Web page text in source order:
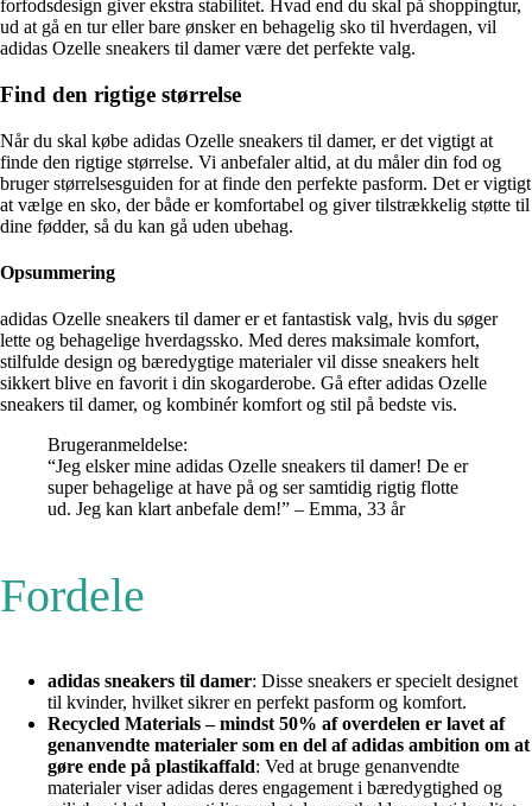
forfodsdesign giver ekstra stabilitet. Hvad end du skal på shoppingtur,
ud at gå en tur eller bare ønsker en behagelig sko til hverdagen, vil
adidas Ozelle sneakers til damer være det perfekte valg.
Find den rigtige størrelse
Når du skal købe adidas Ozelle sneakers til damer, er det vigtigt at
finde den rigtige størrelse. Vi anbefaler altid, at du måler din fod og
bruger størrelsesguiden for at finde den perfekte pasform. Det er vigtigt
at vælge en sko, der både er komfortabel og giver tilstrækkelig støtte til
dine fødder, så du kan gå uden ubehag.
Opsummering
adidas Ozelle sneakers til damer er et fantastisk valg, hvis du søger
lette og behagelige hverdagssko. Med deres maksimale komfort,
stilfulde design og bæredygtige materialer vil disse sneakers helt
sikkert blive en favorit i din skogarderobe. Gå efter adidas Ozelle
sneakers til damer, og kombinér komfort og stil på bedste vis.
Brugeranmeldelse:
“Jeg elsker mine adidas Ozelle sneakers til damer! De er
super behagelige at have på og ser samtidig rigtig flotte
ud. Jeg kan klart anbefale dem!” – Emma, 33 år
Fordele
adidas sneakers til damer: Disse sneakers er specielt designet
til kvinder, hvilket sikrer en perfekt pasform og komfort.
Recycled Materials – mindst 50% af overdelen er lavet af
genanvendte materialer som en del af adidas ambition om at
gøre ende på plastikaffald: Ved at bruge genanvendte
materialer viser adidas deres engagement i bæredygtighed og